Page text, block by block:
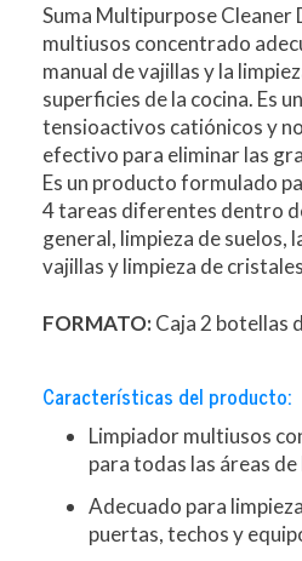
Suma Multipurpose Cleaner
multiusos concentrado
manual de vajillas y la
superficies de la cocina. Es
tensioactivos catiónicos y
efectivo para eliminar las
Es un producto formulado
4 tareas diferentes dentro
general, limpieza de suelos,
vajillas y limpieza de
FORMATO:Caja 2 botellas
Características del producto:
Limpiador multiusos
para todas las áreas de
Adecuado para
puertas, techos y